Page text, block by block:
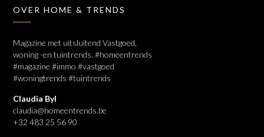
OVER HOME & TRENDS
Magazine met uitsluitend Vastgoed,
woning -en tuintrends. #homeentrends
#magazine #immo #vastgoed
#woningtrends #tuintrends
Claudia Byl
claudia@homeentrends.be
+32 483 25 56 90